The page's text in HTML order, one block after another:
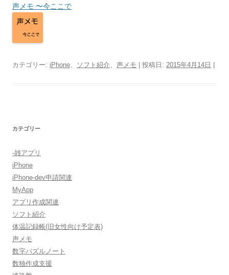
声メモ 〜今ここで
カテゴリー: iPhone、 ソフト紹介、 声メモ | 投稿日: 2015年4月14日
カテゴリー
-雑アプリ
iPhone
iPhone-dev申請関連
MyApp
アプリ作成関連
ソフト紹介
体温記録帳(旧女性向け予定表)
声メモ
数字パズルノート
数独作成支援